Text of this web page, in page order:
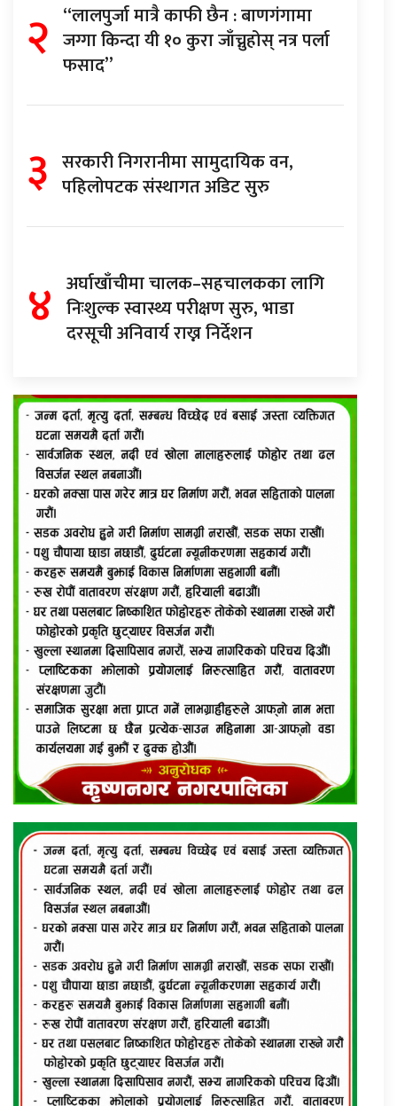
२ “लालपुर्जा मात्रै काफी छैन : बाणगंगामा
जग्गा किन्दा यी १० कुरा जाँच्नुहोस् नत्र पर्ला
फसाद”
३ सरकारी निगरानीमा सामुदायिक वन,
पहिलोपटक संस्थागत अडिट सुरु
४ अर्घाखाँचीमा चालक–सहचालकका लागि
निःशुल्क स्वास्थ्य परीक्षण सुरु, भाडा
दरसूची अनिवार्य राख्न निर्देशन